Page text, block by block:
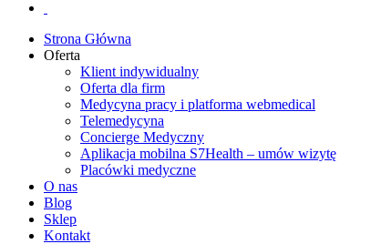
Strona Główna
Oferta
Klient indywidualny
Oferta dla firm
Medycyna pracy i platforma webmedical
Telemedycyna
Concierge Medyczny
Aplikacja mobilna S7Health – umów wizytę
Placówki medyczne
O nas
Blog
Sklep
Kontakt